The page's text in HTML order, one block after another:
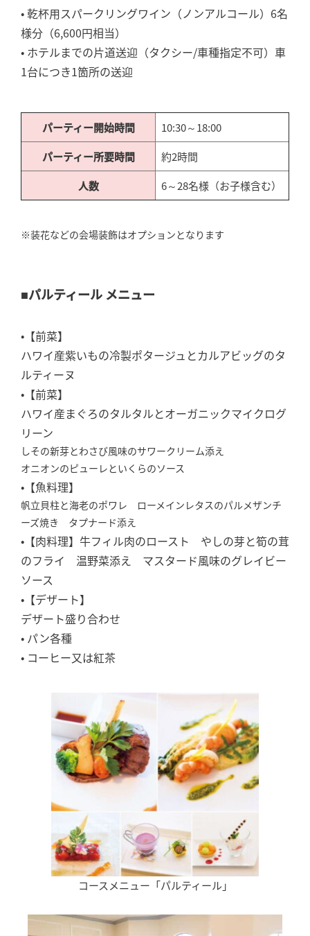
• 乾杯用スパークリングワイン（ノンアルコール）6名
様分（6,600円相当）
• ホテルまでの片道送迎（タクシー/車種指定不可）車
1台につき1箇所の送迎
パーティー開始時間
10:30～18:00
パーティー所要時間
約2時間
人数
6～28名様（お子様含む）
※装花などの会場装飾はオプションとなります
■パルティール メニュー
•【前菜】
ハワイ産紫いもの冷製ポタージュとカルアビッグのタ
ルティーヌ
•【前菜】
ハワイ産まぐろのタルタルとオーガニックマイクログ
リーン
しその新芽とわさび風味のサワークリーム添え
オニオンのピューレといくらのソース
•【魚料理】
帆立貝柱と海老のポワレ ローメインレタスのパルメザンチ
ーズ焼き タプナード添え
•【肉料理】牛フィル肉のロースト やしの芽と筍の茸
のフライ 温野菜添え マスタード風味のグレイビー
ソース
•【デザート】
デザート盛り合わせ
• パン各種
• コーヒー又は紅茶
コースメニュー「パルティール」